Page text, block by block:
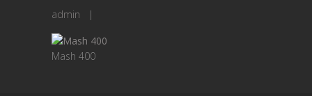
admin |
Mash 400